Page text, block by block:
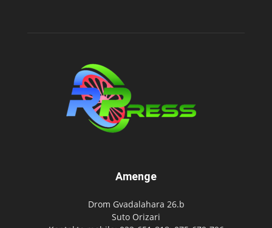
Amenge
Drom Gvadalahara 26.b
Suto Orizari